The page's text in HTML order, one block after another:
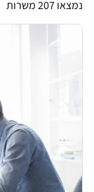
נמצאו 207 משרות